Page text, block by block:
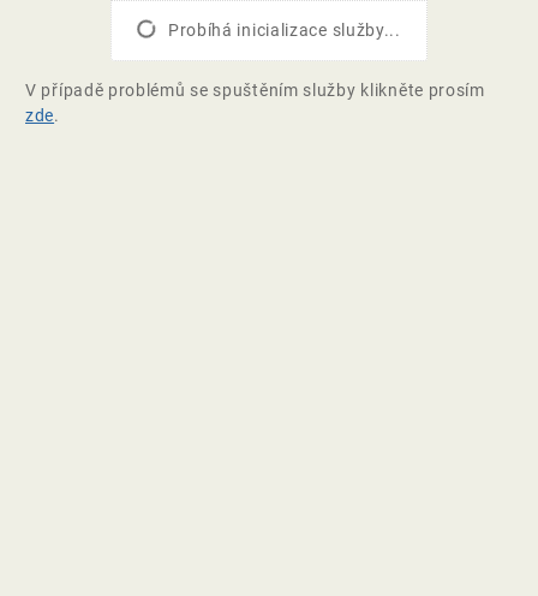
Probíhá inicializace služby...
V případě problémů se spuštěním služby klikněte prosím
zde.